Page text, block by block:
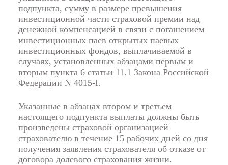
подпункта, сумму в размере превышения
инвестиционной части страховой премии над
денежной компенсацией в связи с погашением
инвестиционных паев открытых паевых
инвестиционных фондов, выплачиваемой в
случаях, установленных абзацами первыми
вторым пункта 6 статьи 11.1 Закона Российской
Федерации N 4015-I.
Указанные в абзацах второми третьем
настоящего подпункта выплаты должны быть
произведены страховой организацией
страхователю в течение 15 рабочих дней со дня
получения заявления страхователя об отказе от
договора долевого страхования жизни.